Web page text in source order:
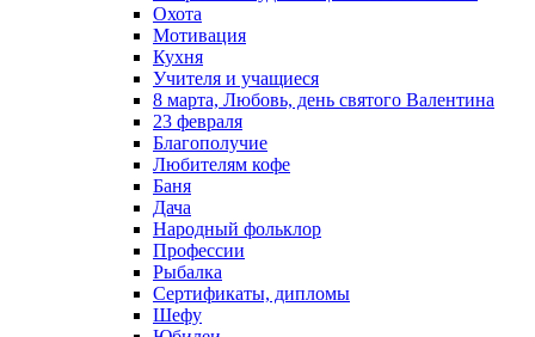
Охота
Мотивация
Кухня
Учителя и учащиеся
8 марта, Любовь, день святого Валентина
23 февраля
Благополучие
Любителям кофе
Баня
Дача
Народный фольклор
Профессии
Рыбалка
Сертификаты, дипломы
Шефу